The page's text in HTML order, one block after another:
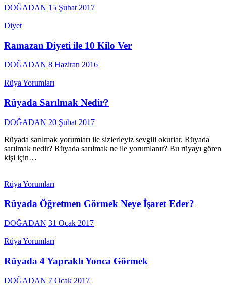
DOĞADAN 15 Şubat 2017
Diyet
Ramazan Diyeti ile 10 Kilo Ver
DOĞADAN 8 Haziran 2016
Rüya Yorumları
Rüyada Sarılmak Nedir?
DOĞADAN 20 Şubat 2017
Rüyada sarılmak yorumları ile sizlerleyiz sevgili okurlar. Rüyada
sarılmak nedir? Rüyada sarılmak ne ile yorumlanır? Bu rüyayı gören
kişi için…
Rüya Yorumları
Rüyada Öğretmen Görmek Neye İşaret Eder?
DOĞADAN 31 Ocak 2017
Rüya Yorumları
Rüyada 4 Yapraklı Yonca Görmek
DOĞADAN 7 Ocak 2017